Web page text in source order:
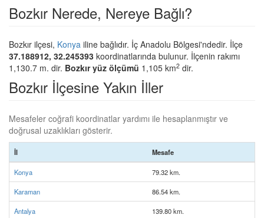
Bozkır Nerede, Nereye Bağlı?
Bozkır ilçesi, Konya iline bağlıdır. İç Anadolu Bölgesi'ndedir. İlçe
37.188912, 32.245393 koordinatlarında bulunur. İlçenin rakımı
1,130.7 m. dir. Bozkır yüz ölçümü 1,105 km2 dir.
Bozkır İlçesine Yakın İller
Mesafeler coğrafi koordinatlar yardımı ile hesaplanmıştır ve
doğrusal uzaklıkları gösterir.
İl Mesafe
Konya 79.32 km.
Karaman 86.54 km.
Antalya 139.80 km.